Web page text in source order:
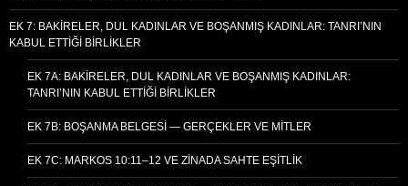
EK 7: BAKIRELER, DUL KADINLAR VE BOŞANMIŞ KADINLAR: TANRI’NIN
KABUL ETTIĞI BIRLIKLER
EK 7A: BAKIRELER, DUL KADINLAR VE BOŞANMIŞ KADINLAR:
TANRI’NIN KABUL ETTIĞI BIRLIKLER
EK 7B: BOŞANMA BELGESI — GERÇEKLER VE MITLER
EK 7C: MARKOS 10:11–12 VE ZINADA SAHTE EŞITLIK